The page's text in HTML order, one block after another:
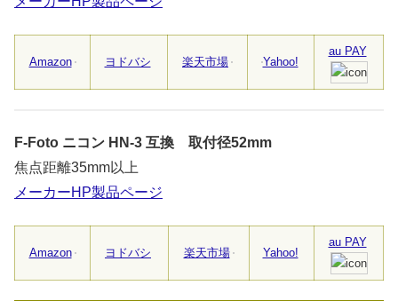
Amazon ヨドバシ 楽天市場 Yahoo!
au PAY
F-Foto ニコン HN-3 互換 取付径52mm
焦点距離35mm以上
メーカーHP製品ページ
Amazon ヨドバシ 楽天市場 Yahoo!
au PAY